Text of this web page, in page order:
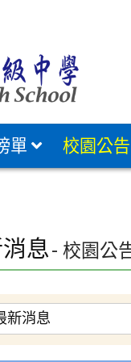
單 校園公告
息- 校園公